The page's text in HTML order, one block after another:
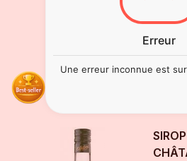
8
bouteille
Erreur
Une erreur inconnue est